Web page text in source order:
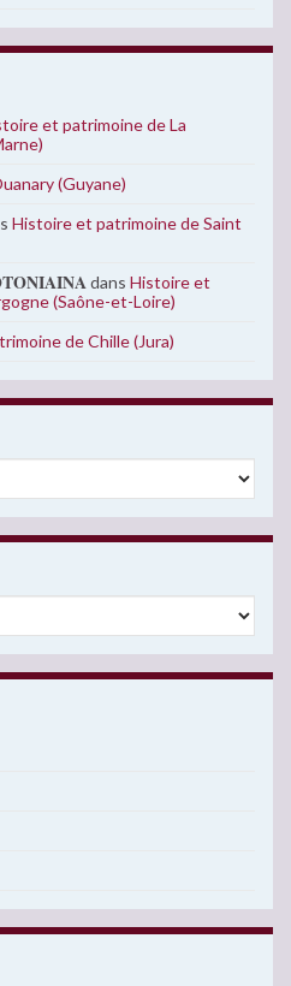
et patrimoine de La
(Guyane)
Histoire et patrimoine de Saint
dans Histoire et
(Saône-et-Loire)
de Chille (Jura)